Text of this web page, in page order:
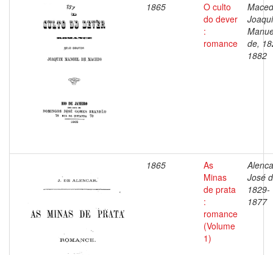
1865
O culto
do dever
:
romance
de,
1882
1865
As
Minas
de prata
:
romance
(Volume
1)
José
1829-
1877